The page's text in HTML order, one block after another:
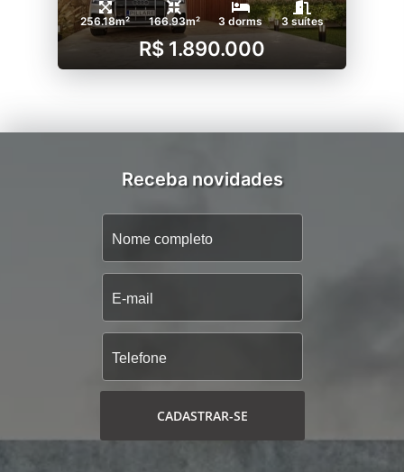
256.18m² 166.93m² 3 dorms 3 suítes
R$ 1.890.000
Receba novidades
CADASTRAR-SE